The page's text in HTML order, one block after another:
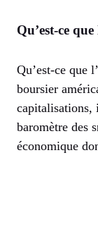
Qu’est-ce
Qu’est-ce que
boursier
capitalisations,
baromètre des
économique